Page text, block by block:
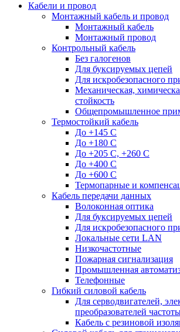
Кабели и провод
Монтажный кабель и провод
Монтажный кабель
Монтажный провод
Контрольный кабель
Без галогенов
Для буксируемых цепей
Для искробезопасного
Механическая,
стойкость
Общепромышленное
Термостойкий кабель
До +145 С
До +180 C
До +205 С, +260 С
До +400 C
До +600 С
Термопарные и
Кабель передачи данных
Волоконная оптика
Для буксируемых цепей
Для искробезопасного
Локальные сети LAN
Низкочастотные
Пожарная сигнализация
Промышленная
Телефонные
Гибкий силовой кабель
Для серводвигателей,
преобразователей
Кабель с резиновой